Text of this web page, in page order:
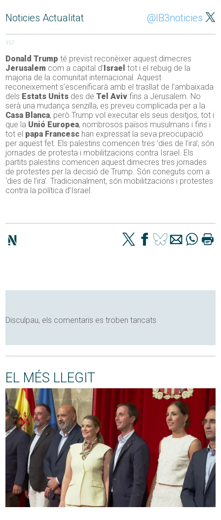
Noticies Actualitat @IB3noticies
157
Donald Trump té previst reconèixer aquest dimecres
Jerusalem com a capital d’ Israel tot i el rebuig de la
majoria de la comunitat internacional. Aquest
reconeixement s’escenificarà amb el trasllat de l’ambaixada
dels Estats Units des deTel Aviv fins a Jerusalem. No
serà una mudança senzilla, es preveu complicada per a la
Casa Blanca, però Trump vol executar els seus desitjos, tot i
que la Unió Europea, nombrosos països musulmans i fins i
tot el papa Francesc han expressat la seva preocupació
per aquest fet. Els palestins comencen tres ‘dies de l’ira’; són
jornades de protesta i mobilitzacions contra Israel. Els
partits palestins comencen aquest dimecres tres jornades
de protestes per la decisió de Trump. Són coneguts com a
‘dies de l’ira’. Tradicionalment, són mobilitzacions i protestes
contra la política d’Israel.
Disculpau, els comentaris es troben tancats
EL MÉS LLEGIT